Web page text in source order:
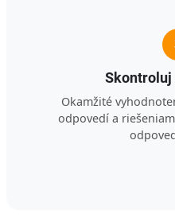
Skontroluj
Okamžité
odpovedí a